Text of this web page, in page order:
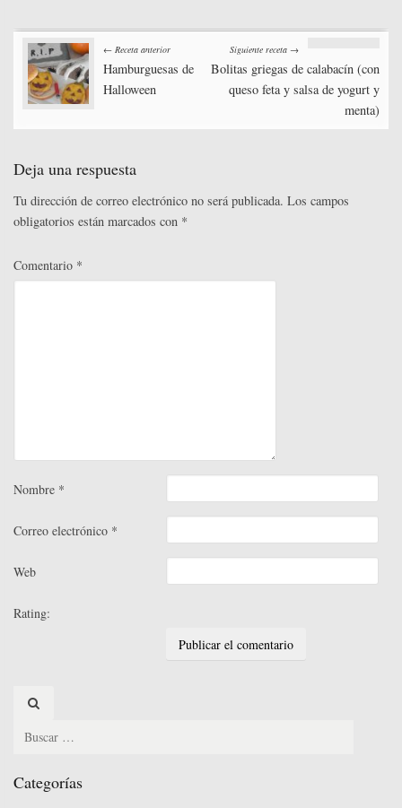
bo
ok
tte
r
ed
In
ailer
t
m
pa
rti
r
Post
navigation
← Receta anterior
Hamburguesas de
Halloween
Siguiente receta →
Bolitas griegas de calabacín (con
queso feta y salsa de yogurt y
menta)
Deja una respuesta
Tu dirección de correo electrónico no será publicada. Los campos
obligatorios están marcados con *
Comentario *
Nombre *
Correo electrónico *
Web
Rating:
Search
Categorías